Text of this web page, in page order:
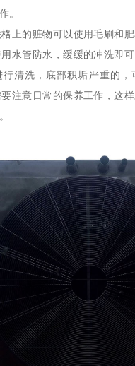
。
的赃物可以使用毛刷和肥
水管防水，缓缓的冲洗即
行清洗，底部积垢严重的，
注意日常的保养工作，这